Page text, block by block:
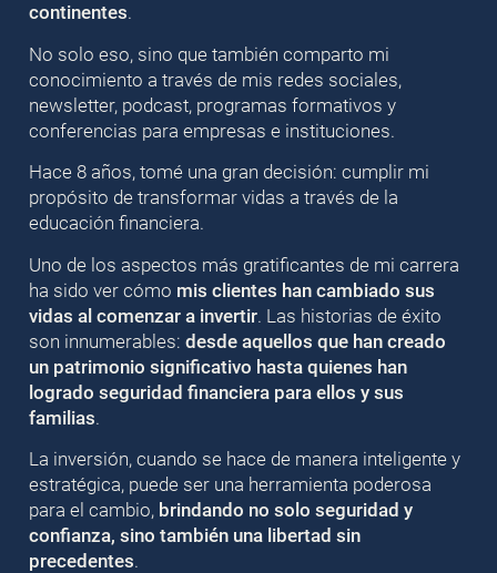
continentes.
No solo eso, sino que también comparto mi
conocimiento a través de mis redes sociales,
newsletter, podcast, programas formativos y
conferencias para empresas e instituciones.
Hace 8 años, tomé una gran decisión: cumplir mi
propósito de transformar vidas a través de la
educación financiera.
Uno de los aspectos más gratificantes de mi carrera
ha sido ver cómo mis clientes han cambiado sus
vidas al comenzar a invertir. Las historias de éxito
son innumerables: desde aquellos que han creado
un patrimonio significativo hasta quienes han
logrado seguridad financiera para ellos y sus
familias.
La inversión, cuando se hace de manera inteligente y
estratégica, puede ser una herramienta poderosa
para el cambio, brindando no solo seguridad y
confianza, sino también una libertad sin
precedentes.